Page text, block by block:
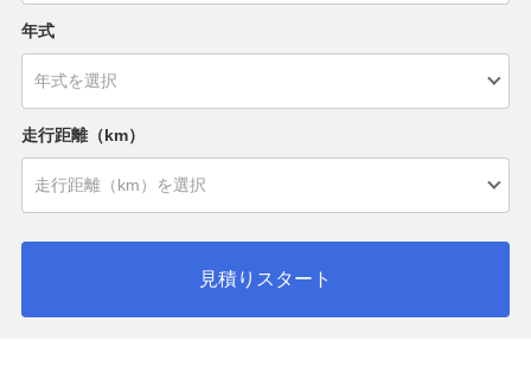
年式
走行距離（km）
見積りスタート